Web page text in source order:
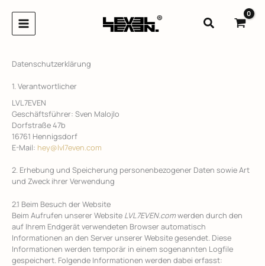
Inhalt
springen
Suchen
Datenschutzerklärung
1. Verantwortlicher
LVL7EVEN
Geschäftsführer: Sven Malojlo
Dorfstraße 47b
16761 Hennigsdorf
E-Mail: hey@lvl7even.com
2. Erhebung und Speicherung personenbezogener Daten sowie Art
und Zweck ihrer Verwendung
2.1 Beim Besuch der Website
Beim Aufrufen unserer Website LVL7EVEN.comwerden durch den
auf Ihrem Endgerät verwendeten Browser automatisch
Informationen an den Server unserer Website gesendet. Diese
Informationen werden temporär in einem sogenannten Logfile
gespeichert. Folgende Informationen werden dabei erfasst: